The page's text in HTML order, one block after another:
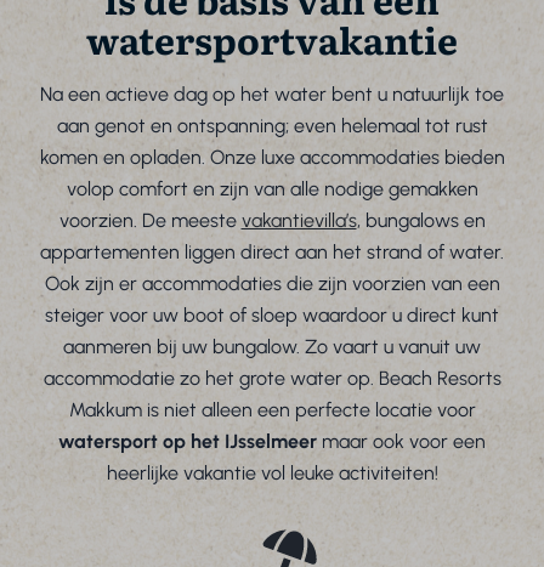
watersportvakantie
Na een actieve dag op het water bent u natuurlijk toe
aan genot en ontspanning; even helemaal tot rust
komen en opladen. Onze luxe accommodaties bieden
volop comfort en zijn van alle nodige gemakken
voorzien. De meeste vakantievilla’s, bungalows en
appartementen liggen direct aan het strand of water.
Ook zijn er accommodaties die zijn voorzien van een
steiger voor uw boot of sloep waardoor u direct kunt
aanmeren bij uw bungalow. Zo vaart u vanuit uw
accommodatie zo het grote water op. Beach Resorts
Makkum is niet alleen een perfecte locatie voor
watersport op het IJsselmeer maar ook voor een
heerlijke vakantie vol leuke activiteiten!